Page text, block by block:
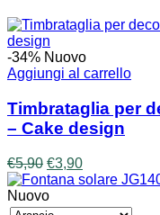
-34% Nuovo
Aggiungi al carrello
Timbrataglia per
– Cake design
€5,90 Il
prezzo
originale
era:
€3,90Il
prezzo
è:
Nuovo